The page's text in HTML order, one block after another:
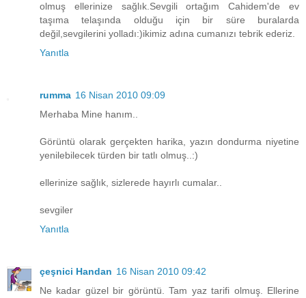
olmuş ellerinize sağlık.Sevgili ortağım Cahidem'de ev
taşıma telaşında olduğu için bir süre buralarda
değil,sevgilerini yolladı:)ikimiz adına cumanızı tebrik ederiz.
Yanıtla
rumma 16 Nisan 2010 09:09
Merhaba Mine hanım..
Görüntü olarak gerçekten harika, yazın dondurma niyetine
yenilebilecek türden bir tatlı olmuş..:)
ellerinize sağlık, sizlerede hayırlı cumalar..
sevgiler
Yanıtla
çeşnici Handan 16 Nisan 2010 09:42
Ne kadar güzel bir görüntü. Tam yaz tarifi olmuş. Ellerine